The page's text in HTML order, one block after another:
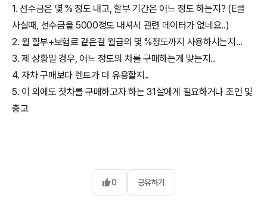
1. 선수금은 몇 % 정도 내고, 할부 기간은 어느 정도 하는지? (E클
사실때, 선수금을 5000정도 내셔서 관련 데이터가 없네요..)
2. 월 할부+보험료 같은걸 월급의 몇 %정도까지 사용하시는지...
3. 제 상황일 경우, 어느 정도의 차를 구매하는게 맞는지..
4. 자차 구매보다 렌트가 더 유용할지..
5. 이 외에도 첫차를 구매하고자 하는 31살에게 필요하거나 조언 및
충고
0 공유하기